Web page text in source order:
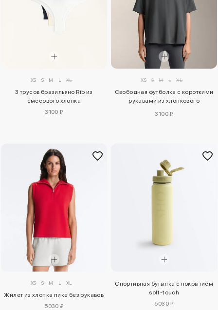
XS S M L XL
3 трусов бразильяно Rib из
смесового хлопка
3100 ₽
XS S M L XL
Свободная футболка с короткими
рукавами из хлопкового
3100 ₽
XS S M L XL
Жилет из хлопка пике без рукавов
5030 ₽
Спортивная бутылка с покрытием
soft-touch
5030 ₽